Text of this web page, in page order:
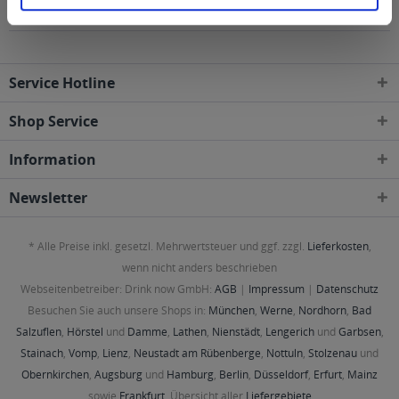
geliefert
Service Hotline
Shop Service
Information
Newsletter
* Alle Preise inkl. gesetzl. Mehrwertsteuer und ggf. zzgl. Lieferkosten,
wenn nicht anders beschrieben
Webseitenbetreiber: Drink now GmbH: AGB | Impressum | Datenschutz
Besuchen Sie auch unsere Shops in: München, Werne, Nordhorn, Bad
Salzuflen, Hörstel und Damme, Lathen, Nienstädt, Lengerichund Garbsen,
Stainach, Vomp, Lienz, Neustadt am Rübenberge, Nottuln, Stolzenau und
Obernkirchen, Augsburg und Hamburg, Berlin, Düsseldorf, Erfurt, Mainz